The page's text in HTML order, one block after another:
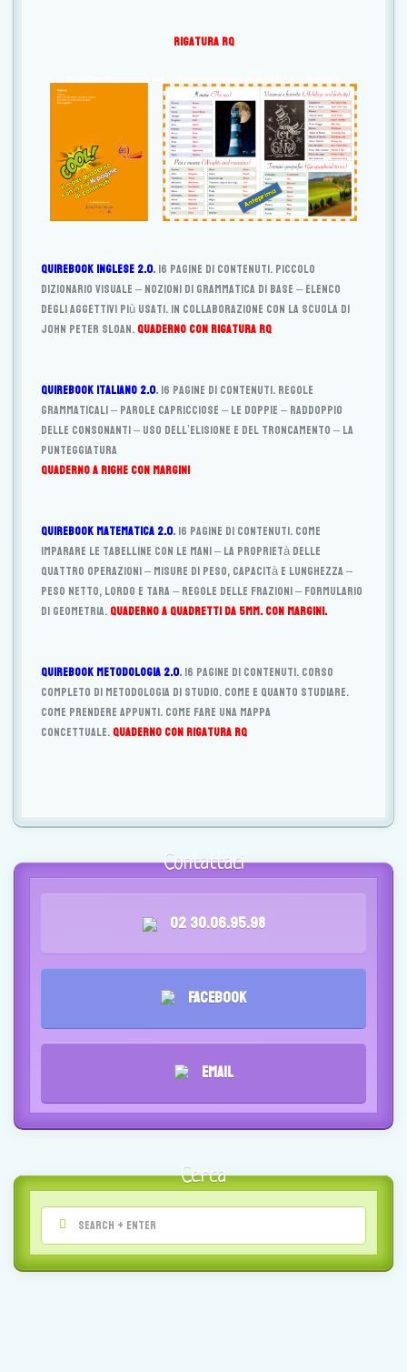
Rigatura RQ
Quirebook inglese 2.0.16 pagine di contenuti. Piccolo
dizionario visuale – Nozioni di grammatica di base – Elenco
degli aggettivi più usati. In collaborazione con la scuola di
John Peter Sloan.Quaderno con rigatura RQ
Quirebook italiano 2.0.16 pagine di contenuti. Regole
grammaticali – parole capricciose – Le doppie – Raddoppio
delle consonanti – Uso dell’elisione e del troncamento – La
punteggiatura
Quaderno a righe con margini
Quirebook matematica 2.0.16 pagine di contenuti. Come
imparare le tabelline con le mani – La proprietà delle
quattro operazioni – Misure di peso, capacità e lunghezza –
Peso netto, lordo e tara – Regole delle frazioni – formulario
di geometria.Quaderno a quadretti da 5mm. Con margini.
Quirebook metodologia 2.0.16 pagine di contenuti. Corso
completo di metodologia di studio. Come e quanto studiare.
Come prendere appunti. Come fare una mappa
concettuale.Quaderno con rigatura RQ
Contattaci
02 30.06.95.98
Facebook
Email
Cerca